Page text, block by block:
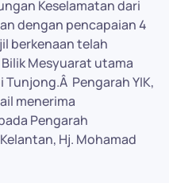
Keselamatan dari
dengan pencapaian 4
berkenaan telah
Mesyuarat utama
Tunjong.Â Pengarah YIK,
menerima
Pengarah
Hj. Mohamad